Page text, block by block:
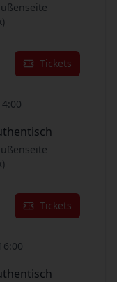
Tickets
Tickets